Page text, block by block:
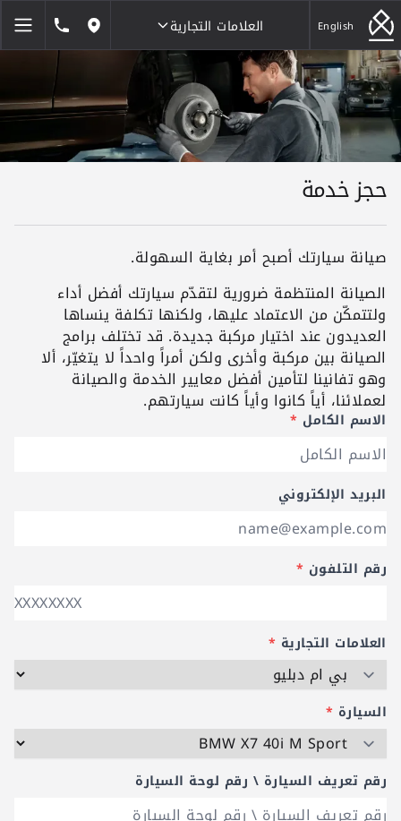
English
العلامات التجارية
العلامات التجارية
مواقعنا
حجز خدمة
صيانة سيارتك أصبح أمر بغاية السهولة.
الصيانة المنتظمة ضرورية لتقدّم سيارتك أفضل أداء
ولتتمكّن من الاعتماد عليها، ولكنها تكلفة ينساها
العديدون عند اختيار مركبة جديدة. قد تختلف برامج
الصيانة بين مركبة وأخرى ولكن أمراً واحداً لا يتغيّر، ألا
وهو تفانينا لتأمين أفضل معايير الخدمة والصيانة
لعملائنا، أياً كانوا وأياً كانت سيارتهم.
الاسم الكامل *
البريد الإلكتروني
رقم التلفون *
العلامات التجارية *
السيارة *
رقم تعريف السيارة \ رقم لوحة السيارة